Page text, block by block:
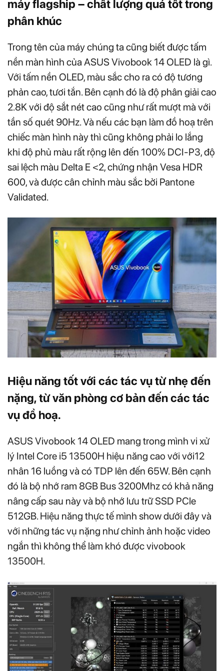
máy flagship – chất lượng quá tốt trong
phân khúc
Trong tên của máy chúng ta cũng biết được tấm
nền màn hình của ASUS Vivobook 14 OLED là gì.
Với tấm nền OLED, màu sắc cho ra có độ tương
phản cao, tươi tắn. Bên cạnh đó là độ phân giải cao
2.8K với độ sắt nét cao cũng như rất mượt mà với
tần số quét 90Hz. Và nếu các bạn làm đồ hoạ trên
chiếc màn hình này thì cũng không phải lo lắng
khi độ phủ màu rất rộng lên đến 100% DCI-P3, độ
sai lệch màu Delta E <2, chứng nhận Vesa HDR
600, và được cân chỉnh màu sắc bởi Pantone
Validated.
Hiệu năng tốt với các tác vụ từ nhẹ đến
nặng, từ văn phòng cơ bản đến các tác
vụ đồ hoạ.
ASUS Vivobook 14 OLED mang trong mình vi xử
lý Intel Core i5 13500H hiệu năng cao với với12
nhân 16 luồng và có TDP lên đến 65W. Bên cạnh
đó là bộ nhớ ram 8GB Bus 3200Mhz có khả năng
nâng cấp sau này và bộ nhớ lưu trữ SSD PCle
512GB. Hiệu năng thực tế mình show dưới đây và
với những tác vụ nặng như chỉnh ảnh hoặc video
ngắn thì không thể làm khó được vivobook
13500H.